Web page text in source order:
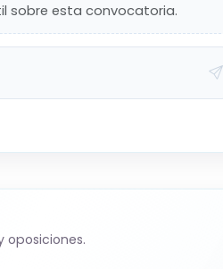
sobre esta convocatoria.